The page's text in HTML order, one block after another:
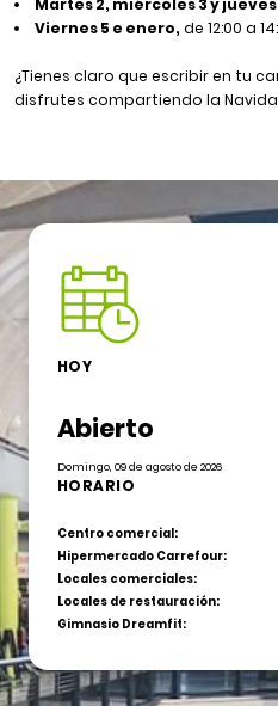
Viernes 5 e enero, de 12:00 a
¿Tienes claro que escribir en tu
disfrutes compartiendo la
HOY
Abierto
Domingo, 09 de agosto de 2026
HORARIO
Centro comercial:
Hipermercado Carrefour:
Locales comerciales:
Locales de restauración:
Gimnasio Dreamfit: